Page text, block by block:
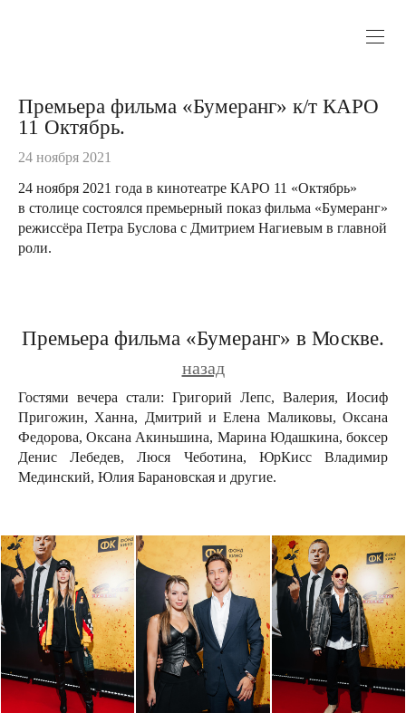
Премьера фильма «Бумеранг» к/т КАРО
11 Октябрь.
24 ноября 2021
24 ноября 2021 года в кинотеатре КАРО 11 «Октябрь»
в столице состоялся премьерный показ фильма «Бумеранг»
режиссёра Петра Буслова с Дмитрием Нагиевым в главной
роли.
Премьера фильма «Бумеранг» в Москве.
назад
Гостями вечера стали: Григорий Лепс, Валерия, Иосиф
Пригожин, Ханна, Дмитрий и Елена Маликовы, Оксана
Федорова, Оксана Акиньшина, Марина Юдашкина, боксер
Денис Лебедев, Люся Чеботина, ЮрКисс Владимир
Мединский, Юлия Барановская и другие.